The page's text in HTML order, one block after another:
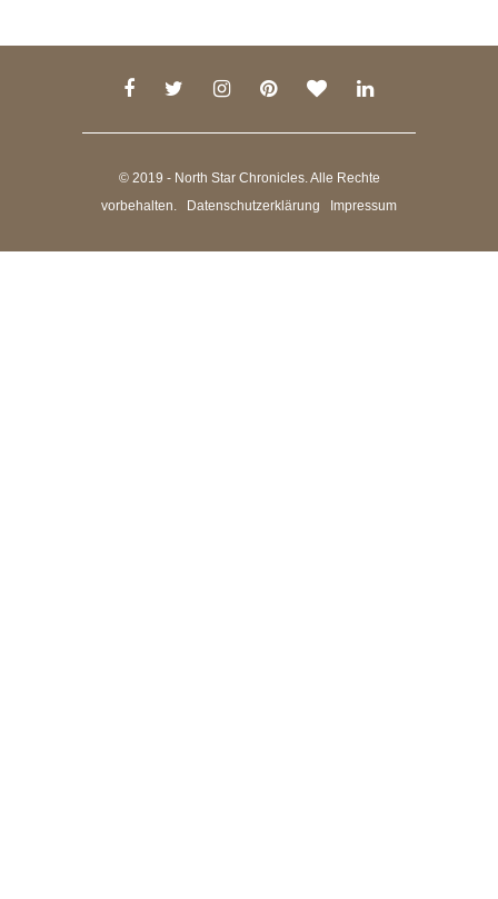
© 2019 - North Star Chronicles. Alle Rechte
vorbehalten. Datenschutzerklärung Impressum